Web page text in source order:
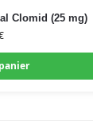
Clomid (25 mg)